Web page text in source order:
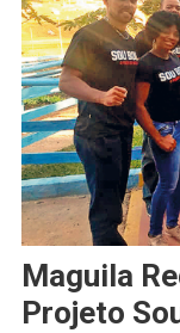
Maguila
Projeto